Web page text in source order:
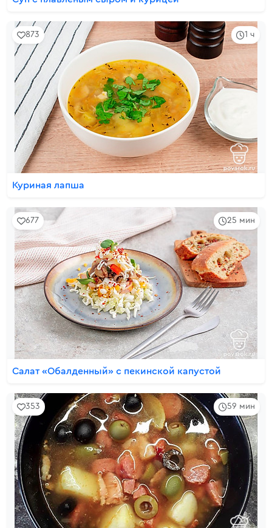
1 ч
873
Куриная лапша
25 мин
677
Салат «Обалденный» с пекинской капустой
59 мин
353